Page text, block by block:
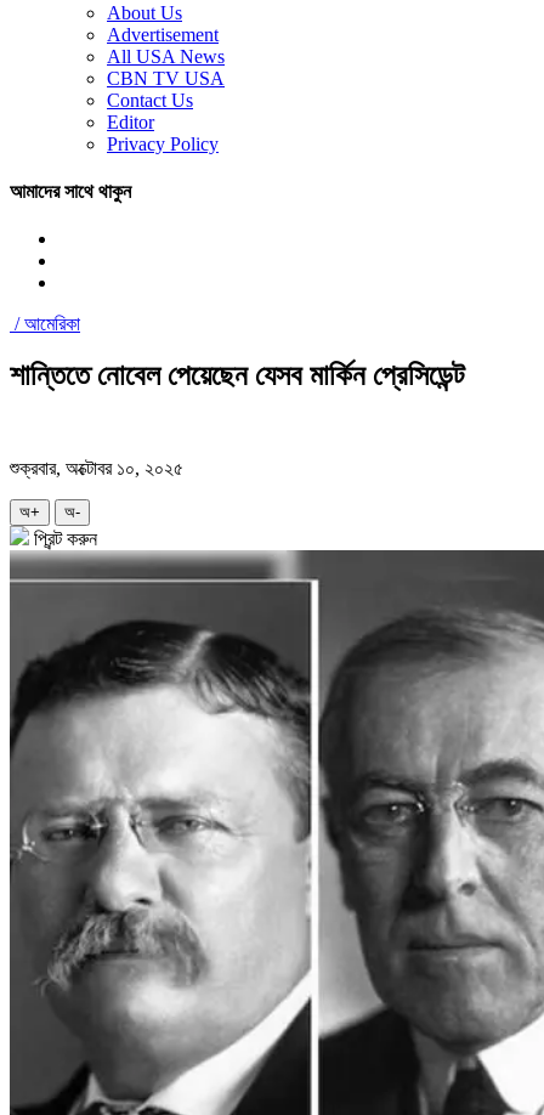
About Us
Advertisement
All USA News
CBN TV USA
Contact Us
Editor
Privacy Policy
আমাদের সাথে থাকুন
/আমেরিকা
শান্তিতে নোবেল পেয়েছেন যেসব মার্কিন প্রেসিডেন্ট
শুক্রবার, অক্টোবর ১০, ২০২৫
অ+ অ-
প্রিন্ট করুন